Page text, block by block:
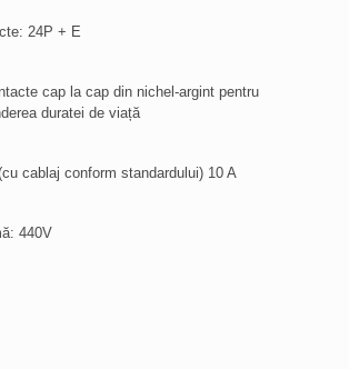
24P + E
cap la cap din nichel-argint pentru
duratei de viață
cablaj conform standardului) 10 A
440V